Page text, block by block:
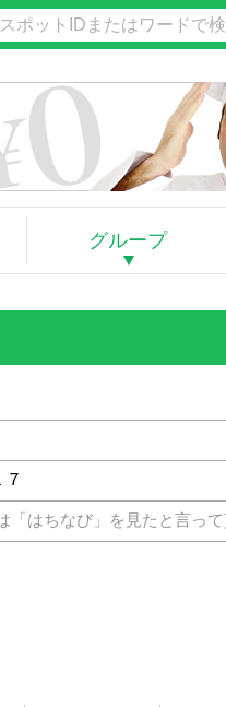
グループ
「はちなび」を見たと言っ